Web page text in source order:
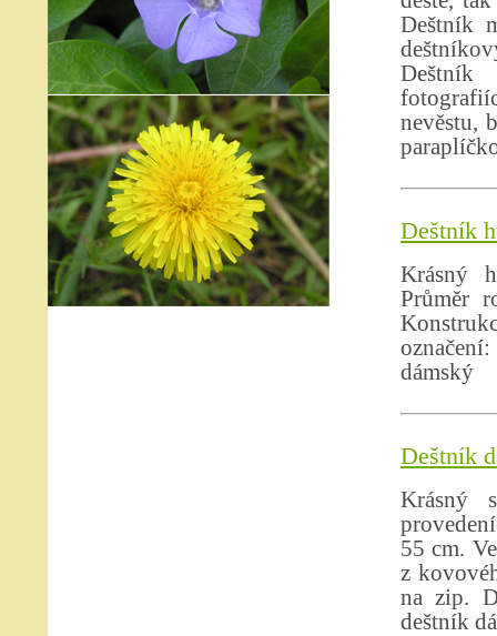
Deštník
Deštník
nevěstu,
Deštník
Krásný
Průměr
dámský
Deštník
Krásný
55 cm.
z
na zip.
deštník